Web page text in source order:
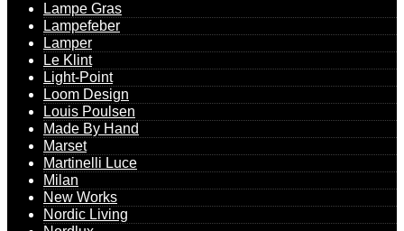
Lampe Gras
Lampefeber
Lamper
Le Klint
Light-Point
Loom Design
Louis Poulsen
Made By Hand
Marset
Martinelli Luce
Milan
New Works
Nordic Living